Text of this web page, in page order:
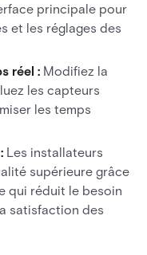
principale pour
et les réglages des
réel : Modifiez la
les capteurs
les temps
Les installateurs
supérieure grâce
qui réduit le besoin
satisfaction des